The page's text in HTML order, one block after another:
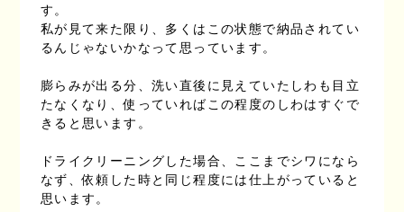
す。
私が見て来た限り、多くはこの状態で納品されてい
るんじゃないかなって思っています。
膨らみが出る分、洗い直後に見えていたしわも目立
たなくなり、使っていればこの程度のしわはすぐで
きると思います。
ドライクリーニングした場合、ここまでシワになら
なず、依頼した時と同じ程度には仕上がっていると
思います。